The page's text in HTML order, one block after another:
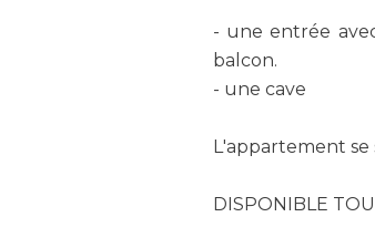
- une entrée
balcon.
- une cave
L'appartement se
DISPONIBLE